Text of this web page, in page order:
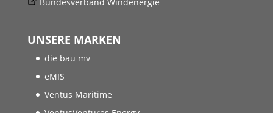
UNSERE MARKEN
die bau mv
eMIS
Ventus Maritime